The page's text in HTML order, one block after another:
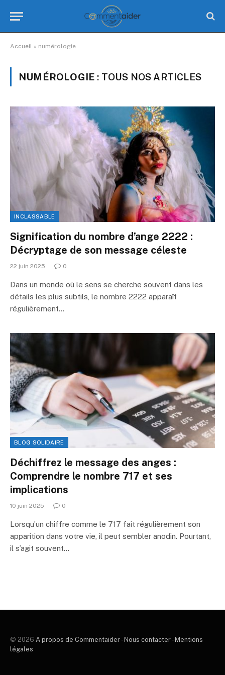
Accueil » numérologie
NUMÉROLOGIE : TOUS NOS ARTICLES
INCLASSABLE
Signification du nombre d’ange 2222 :
Décryptage de son message céleste
22 juin 2025 0
Dans un monde où le sens se cherche souvent dans les
détails les plus subtils, le nombre 2222 apparaît
régulièrement…
BLOG SOLIDAIRE
Déchiffrez le message des anges :
Comprendre le nombre 717 et ses
implications
10 juin 2025 0
Lorsqu’un chiffre comme le 717 fait régulièrement son
apparition dans votre vie, il peut sembler anodin. Pourtant,
il s’agit souvent…
© 2026 A propos de Commentaider - Nous contacter - Mentions
légales